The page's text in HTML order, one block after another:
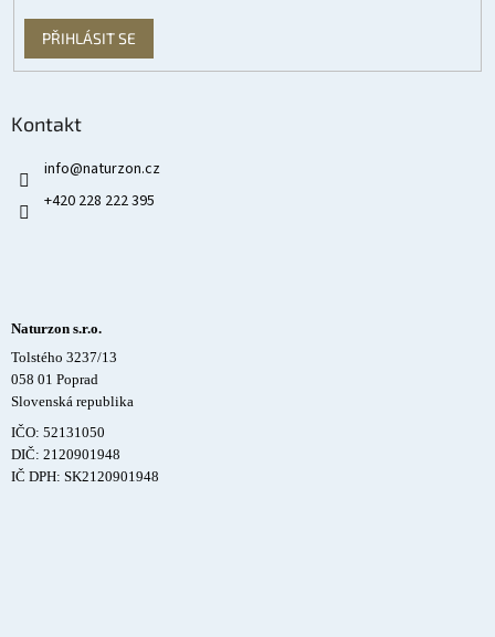
PŘIHLÁSIT SE
Kontakt
info@naturzon.cz
+420 228 222 395
Naturzon s.r.o.
Tolstého 3237/13
058 01 Poprad
Slovenská republika
IČO: 52131050
DIČ: 2120901948
IČ DPH: SK2120901948